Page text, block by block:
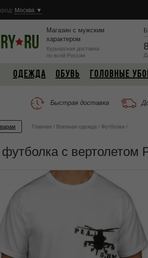
Москва ▼
Магазин с мужским
характером
Курьерская доставка
по всей России
ОДЕЖДА ОБУВЬ ГОЛОВНЫЕ
Быстрая доставка
Главная / Военная одежда / Футболки /
с вертолетом